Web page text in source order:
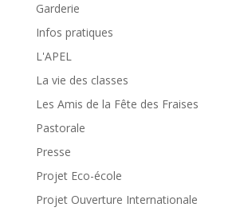
Garderie
Infos pratiques
L'APEL
La vie des classes
Les Amis de la Fête des Fraises
Pastorale
Presse
Projet Eco-école
Projet Ouverture Internationale